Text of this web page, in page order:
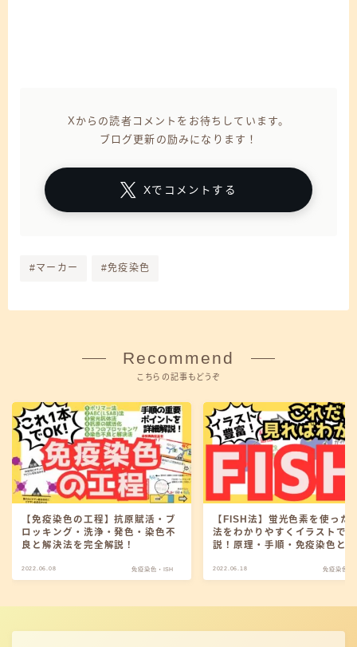
Xからの読者コメントをお待ちしています。
ブログ更新の励みになります！
Xでコメントする
#マーカー #免疫染色
Recommend
こちらの記事もどうぞ
【免疫染色の工程】抗原賦活・ブ
ロッキング・洗浄・発色・染色不
良と解決法を完全解説！
2022.06.08 免疫染色・ISH
【FISH法】蛍光色素を使った
法をわかりやすくイラストで解
説！原理・手順・免疫染色と
2022.06.18 免疫染色・